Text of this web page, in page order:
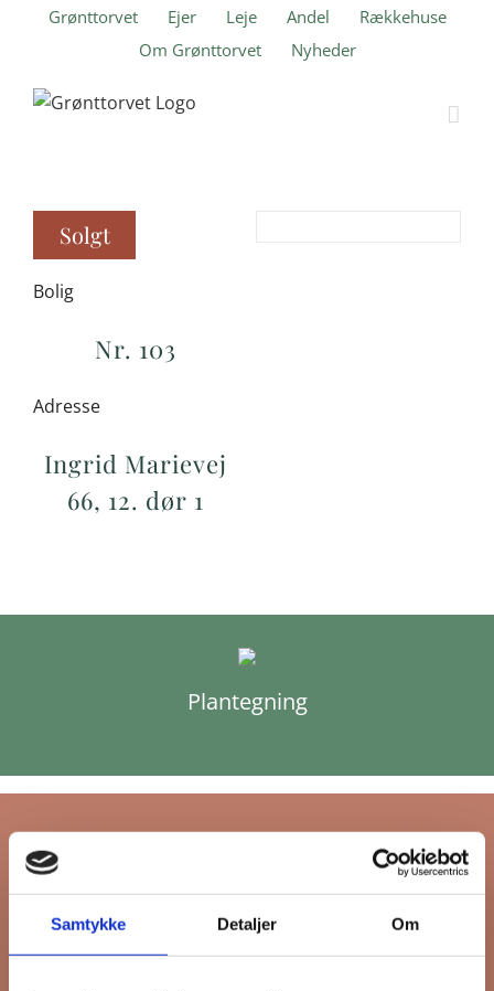
Samtykke Detaljer Om
Grønttorvet Ejer Leje Andel
Rækkehuse
Om Grønttorvet
Nyheder
Solgt
Bolig
Nr. 103
Adresse
Ingrid Marievej
66, 12. dør 1
Plantegning
Tilmeld dig FB